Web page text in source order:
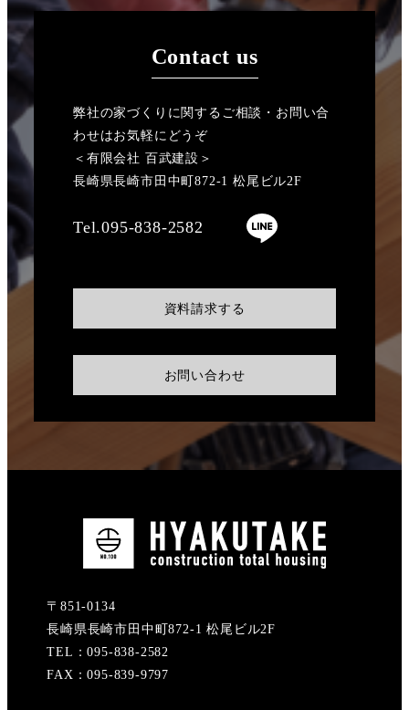
Contact us
弊社の家づくりに関するご相談・お問い合
わせはお気軽にどうぞ
＜有限会社 百武建設＞
長崎県長崎市田中町872-1 松尾ビル2F
Tel.095-838-2582
資料請求する
お問い合わせ
〒851-0134
長崎県長崎市田中町872-1 松尾ビル2F
TEL：095-838-2582
FAX：095-839-9797